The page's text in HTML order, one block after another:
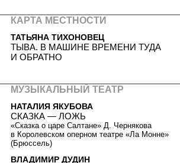
КАРТА МЕСТНОСТИ
ТАТЬЯНА ТИХОНОВЕЦ
ТЫВА. В МАШИНЕ ВРЕМЕНИ ТУДА
И ОБРАТНО
МУЗЫКАЛЬНЫЙ ТЕАТР
НАТАЛИЯ ЯКУБОВА
СКАЗКА — ЛОЖЬ
«Сказка о царе Салтане» Д. Чернякова
в Королевском оперном театре «Ла Монне»
(Брюссель)
ВЛАДИМИР ДУДИН